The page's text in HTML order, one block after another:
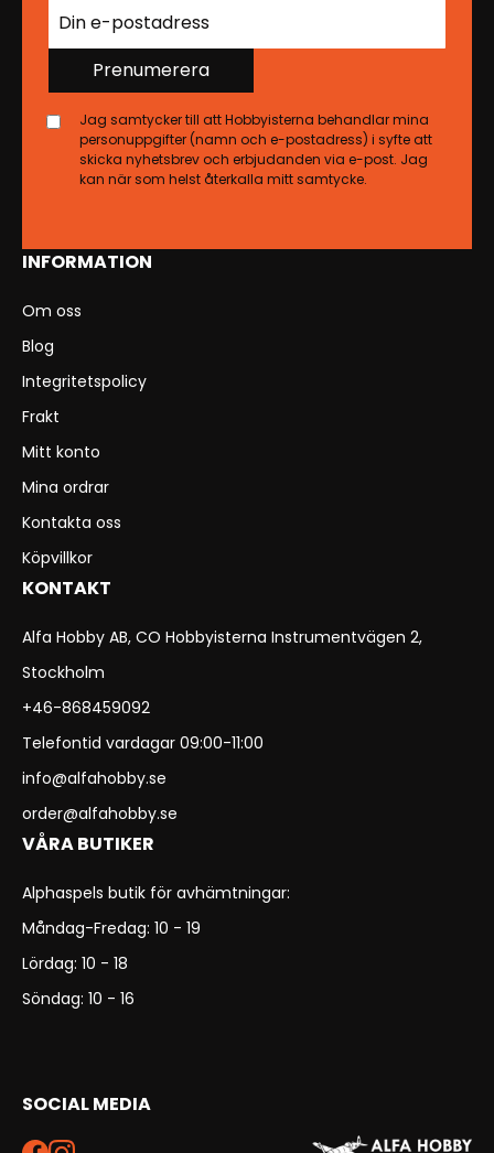
INFORMATION
Om oss
Blog
Integritetspolicy
Frakt
Mitt konto
Mina ordrar
Kontakta oss
Köpvillkor
KONTAKT
Alfa Hobby AB, CO Hobbyisterna Instrumentvägen 2,
Stockholm
+46-868459092
Telefontid vardagar 09:00-11:00
info@alfahobby.se
order@alfahobby.se
VÅRA BUTIKER
Alphaspels butik för avhämtningar:
Måndag-Fredag: 10 - 19
Lördag: 10 - 18
Söndag: 10 - 16
SOCIAL MEDIA
Prenumerera
Jag samtycker till att Hobbyisterna behandlar mina
personuppgifter (namn och e-postadress) i syfte att
skicka nyhetsbrev och erbjudanden via e-post. Jag
kan när som helst återkalla mitt samtycke.